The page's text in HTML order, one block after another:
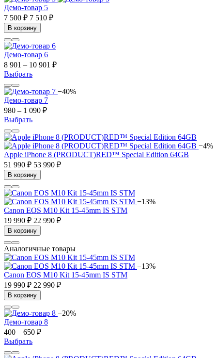
Демо-товар 5
7 500 ₽ 7 510 ₽
В корзину
Демо-товар 6
8 901 – 10 901 ₽
Выбрать
−40%
Демо-товар 7
980 – 1 090 ₽
Выбрать
−4%
Apple iPhone 8 (PRODUCT)RED™ Special Edition 64GB
51 990 ₽ 53 990 ₽
В корзину
−13%
Canon EOS M10 Kit 15-45mm IS STM
19 990 ₽ 22 990 ₽
В корзину
Аналогичные товары
−13%
Canon EOS M10 Kit 15-45mm IS STM
19 990 ₽ 22 990 ₽
В корзину
−20%
Демо-товар 8
400 – 650 ₽
Выбрать